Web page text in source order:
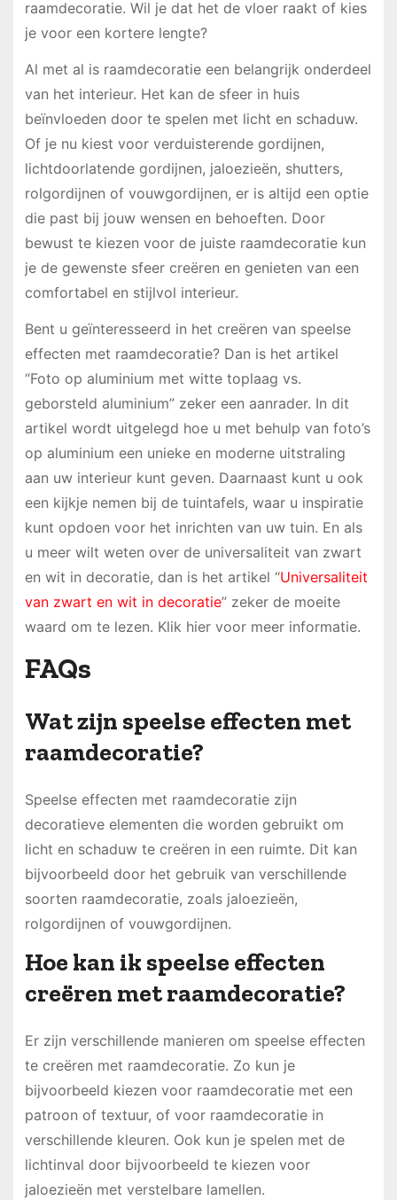
raamdecoratie. Wil je dat het de vloer raakt of kies
je voor een kortere lengte?
Al met al is raamdecoratie een belangrijk onderdeel
van het interieur. Het kan de sfeer in huis
beïnvloeden door te spelen met licht en schaduw.
Of je nu kiest voor verduisterende gordijnen,
lichtdoorlatende gordijnen, jaloezieën, shutters,
rolgordijnen of vouwgordijnen, er is altijd een optie
die past bij jouw wensen en behoeften. Door
bewust te kiezen voor de juiste raamdecoratie kun
je de gewenste sfeer creëren en genieten van een
comfortabel en stijlvol interieur.
Bent u geïnteresseerd in het creëren van speelse
effecten met raamdecoratie? Dan is het artikel
“Foto op aluminium met witte toplaag vs.
geborsteld aluminium” zeker een aanrader. In dit
artikel wordt uitgelegd hoe u met behulp van foto’s
op aluminium een unieke en moderne uitstraling
aan uw interieur kunt geven. Daarnaast kunt u ook
een kijkje nemen bij de tuintafels, waar u inspiratie
kunt opdoen voor het inrichten van uw tuin. En als
u meer wilt weten over de universaliteit van zwart
en wit in decoratie, dan is het artikel “Universaliteit
van zwart en wit in decoratie” zeker de moeite
waard om te lezen. Klik hier voor meer informatie.
FAQs
Wat zijn speelse effecten met
raamdecoratie?
Speelse effecten met raamdecoratie zijn
decoratieve elementen die worden gebruikt om
licht en schaduw te creëren in een ruimte. Dit kan
bijvoorbeeld door het gebruik van verschillende
soorten raamdecoratie, zoals jaloezieën,
rolgordijnen of vouwgordijnen.
Hoe kan ik speelse effecten
creëren met raamdecoratie?
Er zijn verschillende manieren om speelse effecten
te creëren met raamdecoratie. Zo kun je
bijvoorbeeld kiezen voor raamdecoratie met een
patroon of textuur, of voor raamdecoratie in
verschillende kleuren. Ook kun je spelen met de
lichtinval door bijvoorbeeld te kiezen voor
jaloezieën met verstelbare lamellen.